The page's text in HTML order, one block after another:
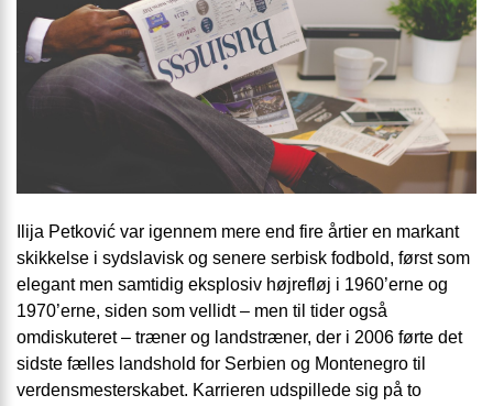
Ilija Petković var igennem mere end fire årtier en markant
skikkelse i sydslavisk og senere serbisk fodbold, først som
elegant men samtidig eksplosiv højrefløj i 1960’erne og
1970’erne, siden som vellidt – men til tider også
omdiskuteret – træner og landstræner, der i 2006 førte det
sidste fælles landshold for Serbien og Montenegro til
verdensmesterskabet. Karrieren udspillede sig på to